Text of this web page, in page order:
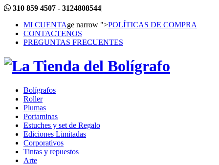
310 859 4507 - 3124808544|
MI CUENTAge narrow ">POLÍTICAS DE COMPRA
CONTACTENOS
PREGUNTAS FRECUENTES
Bolígrafos
Roller
Plumas
Portaminas
Estuches y set de Regalo
Ediciones Limitadas
Corporativos
Tintas y repuestos
Arte